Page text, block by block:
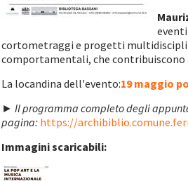
cortometraggi e progetti
comportamentali, che contribuiscono
La locandina dell'evento:19 maggio
► Il programma completo degli
pagina: https://
Immagini scaricabili: